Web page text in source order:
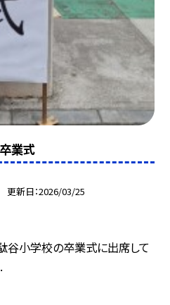
業式
更新日 2026/03/25
小学校の卒業式に出席して